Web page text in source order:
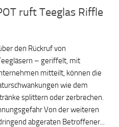
ruft Teeglas Riffle
den Rückruf von
– geriffelt, mit
mitteilt, können die
wie dem
splittern oder zerbrechen.
Von der weiteren
abgeraten Betroffener...